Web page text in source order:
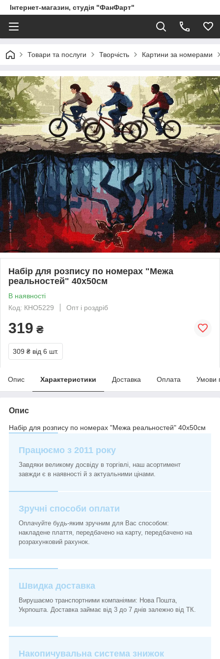
Інтернет-магазин, студія "ФанФарт"
Товари та послуги Творчість Картини за номерами
Набір для розпису по номерах "Межа
реальностей" 40х50см
В наявності
Код: КНО5229
Опт і роздріб
319 ₴
309 ₴ від 6 шт.
Опис Характеристики Доставка Оплата Умови
Опис
Набір для розпису по номерах "Межа реальностей" 40х50см
Працюємо з 2011 року
Завдяки великому досвіду в торгівлі, наш асортимент
завжди є в наявності й з актуальними цінами.
Зручні способи оплати
Оплачуйте будь-яким зручним для Вас способом:
накладене плаття, передбачено на карту, передбачено на
розрахунковий рахунок.
Швидка доставка
Вирушаємо транспортними компаніями: Нова Пошта,
Укрпошта. Доставка займає від 3 до 7 днів залежно від ТК.
Накопичувальна система знижок